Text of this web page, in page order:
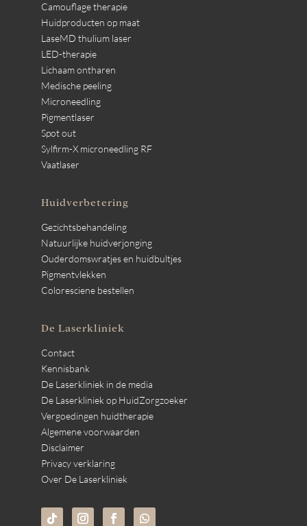
Camouflage therapie
Huidproducten op maat
LaseMD thulium laser
LED-therapie
Lichaam ontharen
Medische peeling
Microneedling
Pigmentlaser
Spot out
Sylfirm-X microneedling RF
Vaatlaser
Huidverbetering
Gezichtsbehandeling
Natuurlijke huidverjonging
Ouderdomswratjes en huidbultjes
Pigmentvlekken
Coloresciene bestellen
De Laserkliniek
Contact
Kennisbank
De Laserkliniek in de media
De Laserkliniek op HuidZorgzoeker
Vergoedingen huidtherapie
Algemene voorwaarden
Disclaimer
Privacy verklaring
Over De Laserkliniek